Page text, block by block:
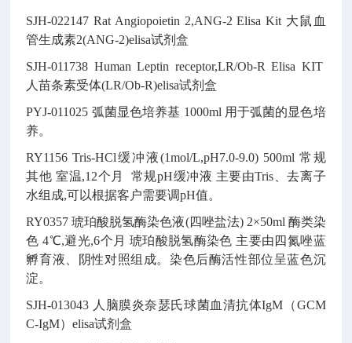
SJH-022147 Rat Angiopoietin 2,ANG-2 Elisa Kit 大鼠血
管生成素2(ANG-2)elisa试剂盒
SJH-011738 Human Leptin receptor,LR/Ob-R Elisa KIT
人苗条素受体(LR/Ob-R)elisa试剂盒
PYJ-011025 弧菌显色培养基 1000ml 用于弧菌的显色培
养。
RY1156 Tris-HCl缓冲液(1mol/L,pH7.0-9.0) 500ml 常规
其他 室温,12个月 常规pH缓冲液 主要由Tris、去离子
水组成,可以根据客户需要调pH值。
RY0357 琥珀酸脱氢酶染色液(四唑盐法) 2×50ml 酶类染
色 4℃,避光,6个月 琥珀酸脱氢酶染色 主要由四氮唑蓝
孵育液、阴性对照组成。染色后酶活性部位呈蓝色沉
淀。
SJH-013043 人脑膜炎奈瑟氏球菌血清抗体IgM（GCM
C-IgM）elisa试剂盒